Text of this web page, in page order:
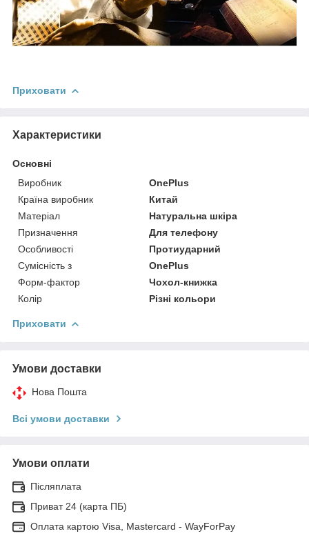
Приховати
Характеристики
Основні
Виробник
OnePlus
Країна виробник
Китай
Матеріал
Натуральна шкіра
Призначення
Для телефону
Особливості
Протиударний
Сумісність з
OnePlus
Форм-фактор
Чохол-книжка
Колір
Різні кольори
Приховати
Умови доставки
Нова Пошта
Всі умови доставки
Умови оплати
Післяплата
Приват 24 (карта ПБ)
Оплата картою Visa, Mastercard - WayForPay